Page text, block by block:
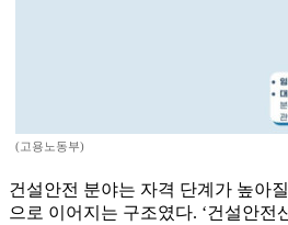
(고용노동부)
건설안전 분야는 자격 단계가 높아
으로 이어지는 구조였다. ‘건설안전